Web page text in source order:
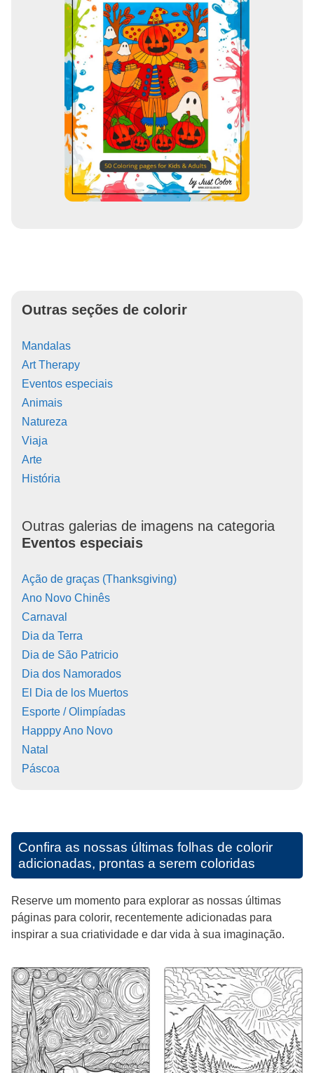
Outras seções de colorir
Mandalas
Art Therapy
Eventos especiais
Animais
Natureza
Viaja
Arte
História
Outras galerias de imagens na categoria
Eventos especiais
Ação de graças (Thanksgiving)
Ano Novo Chinês
Carnaval
Dia da Terra
Dia de São Patricio
Dia dos Namorados
El Dia de los Muertos
Esporte / Olimpíadas
Happpy Ano Novo
Natal
Páscoa
Confira as nossas últimas folhas de colorir
adicionadas, prontas a serem coloridas
Reserve um momento para explorar as nossas últimas
páginas para colorir, recentemente adicionadas para
inspirar a sua criatividade e dar vida à sua imaginação.